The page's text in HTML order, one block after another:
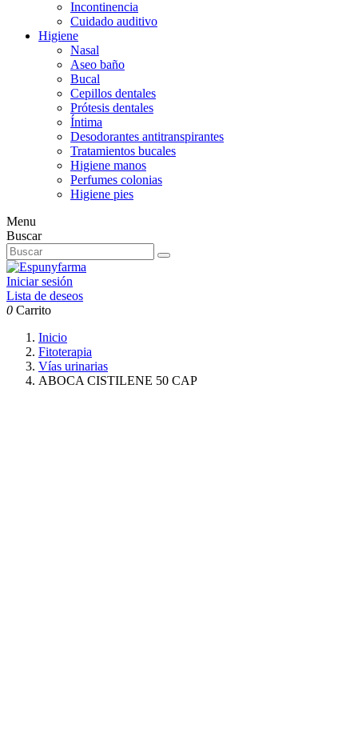
Incontinencia
Cuidado auditivo
Higiene
Nasal
Aseo baño
Bucal
Cepillos dentales
Prótesis dentales
Íntima
Desodorantes antitranspirantes
Tratamientos bucales
Higiene manos
Perfumes colonias
Higiene pies
Menu
Buscar
Iniciar sesión
Lista de deseos
0 Carrito
Inicio
Fitoterapia
Vías urinarias
ABOCA CISTILENE 50 CAP